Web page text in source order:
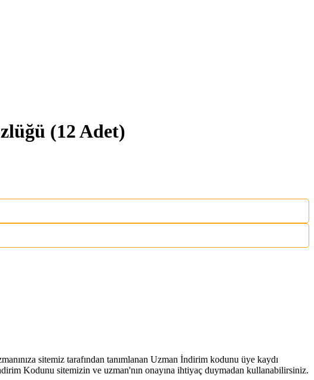
(12 Adet)
sitemiz tarafından tanımlanan Uzman İndirim kodunu üye kaydı
Kodunu sitemizin ve uzman'nın onayına ihtiyaç duymadan kullanabilirsiniz.